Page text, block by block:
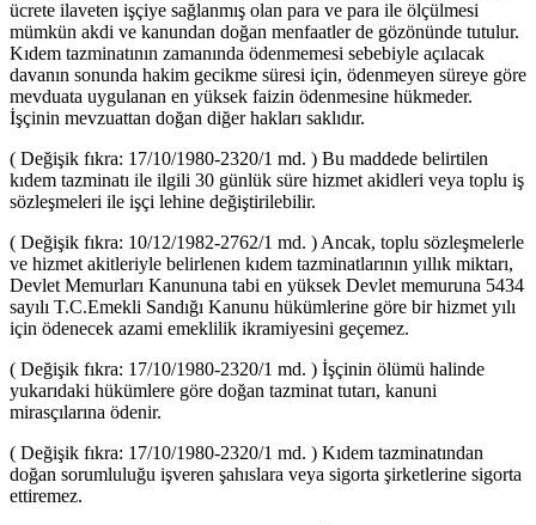
ücrete ilaveten işçiye sağlanmış olan para ve para ile ölçülmesi
mümkün akdi ve kanundan doğan menfaatler de gözönünde tutulur.
Kıdem tazminatının zamanında ödenmemesi sebebiyle açılacak
davanın sonunda hakim gecikme süresi için, ödenmeyen süreye göre
mevduata uygulanan en yüksek faizin ödenmesine hükmeder.
İşçinin mevzuattan doğan diğer hakları saklıdır.
( Değişik fıkra: 17/10/1980-2320/1 md. ) Bu maddede belirtilen
kıdem tazminatı ile ilgili 30 günlük süre hizmet akidleri veya toplu iş
sözleşmeleri ile işçi lehine değiştirilebilir.
( Değişik fıkra: 10/12/1982-2762/1 md. ) Ancak, toplu sözleşmelerle
ve hizmet akitleriyle belirlenen kıdem tazminatlarının yıllık miktarı,
Devlet Memurları Kanununa tabi en yüksek Devlet memuruna 5434
sayılı T.C.Emekli Sandığı Kanunu hükümlerine göre bir hizmet yılı
için ödenecek azami emeklilik ikramiyesini geçemez.
( Değişik fıkra: 17/10/1980-2320/1 md. ) İşçinin ölümü halinde
yukarıdaki hükümlere göre doğan tazminat tutarı, kanuni
mirasçılarına ödenir.
( Değişik fıkra: 17/10/1980-2320/1 md. ) Kıdem tazminatından
doğan sorumluluğu işveren şahıslara veya sigorta şirketlerine sigorta
ettiremez.